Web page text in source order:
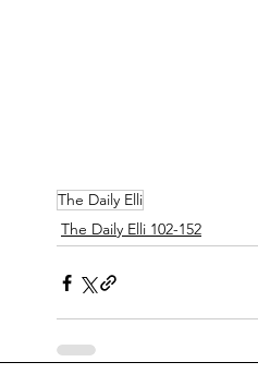
The Daily Elli
The Daily Elli 102-152